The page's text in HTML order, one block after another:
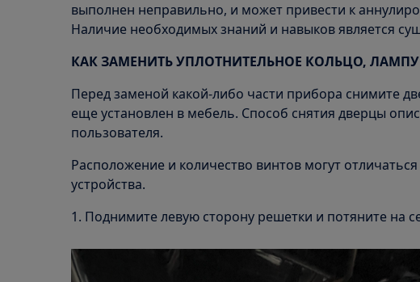
выполнен неправильно, и может привести к
Наличие необходимых знаний и навыков является
КАК ЗАМЕНИТЬ УПЛОТНИТЕЛЬНОЕ КОЛЬЦО,
Перед заменой какой-либо части прибора снимите
еще установлен в мебель. Способ снятия дверцы
пользователя.
Расположение и количество винтов могут
устройства.
1. Поднимите левую сторону решетки и потяните на